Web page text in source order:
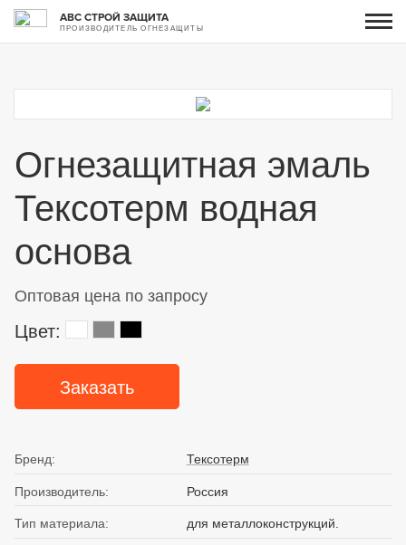
АВС СТРОЙ ЗАЩИТА
ПРОИЗВОДИТЕЛЬ ОГНЕЗАЩИТЫ
Огнезащитная эмаль
Тексотерм водная
основа
Оптовая цена по запросу
Цвет:
Заказать
Бренд: Тексотерм
Производитель: Россия
Тип материала: для металлоконструкций.